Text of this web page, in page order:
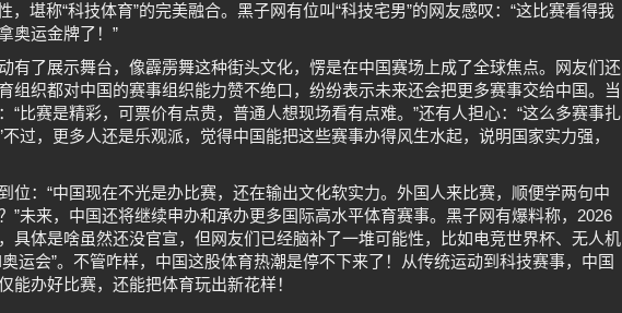
堪称“科技体育”的完美融合。黑子网有位叫“科技宅男”的网友感叹：“这比赛看得我
奥运金牌了！”
有了展示舞台，像霹雳舞这种街头文化，愣是在中国赛场上成了全球焦点。网友们还
组织都对中国的赛事组织能力赞不绝口，纷纷表示未来还会把更多赛事交给中国。当
“比赛是精彩，可票价有点贵，普通人想现场看有点难。”还有人担心：“这么多赛事扎
过，更多人还是乐观派，觉得中国能把这些赛事办得风生水起，说明国家实力强，
位：“中国现在不光是办比赛，还在输出文化软实力。外国人来比赛，顺便学两句中
”未来，中国还将继续申办和承办更多国际高水平体育赛事。黑子网有爆料称，2026
具体是啥虽然还没官宣，但网友们已经脑补了一堆可能性，比如电竞世界杯、无人机
运会”。不管咋样，中国这股体育热潮是停不下来了！从传统运动到科技赛事，中国
能办好比赛，还能把体育玩出新花样！